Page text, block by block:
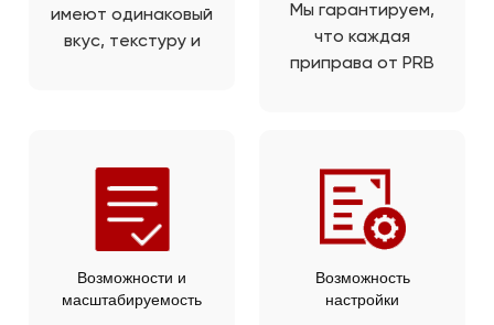
имеют одинаковый
вкус, текстуру и
конечных
продуктов.
Мы гарантируем,
что каждая
приправа от PRB
пищевых
продуктов и
качества
производства.
Возможности и
масштабируемость
Возможность
настройки